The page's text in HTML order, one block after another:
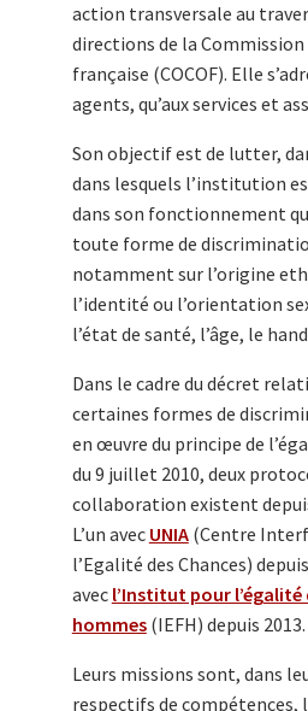
action transversale au
directions de la
française (COCOF). Elle
agents, qu’aux services et
Son objectif est de lutter,
dans lesquels l’institution
dans son fonctionnement
toute forme de
notamment sur l’origine
l’identité ou l’orientation
l’état de santé, l’âge, le
Dans le cadre du décret
certaines formes de
en œuvre du principe de
du 9 juillet 2010, deux
collaboration existent
L’un avec UNIA(Centre
l’Egalité des Chances)
avec l’Institut pour l’égalité
hommes(IEFH) depuis 2013.
Leurs missions sont, dans
respectifs de